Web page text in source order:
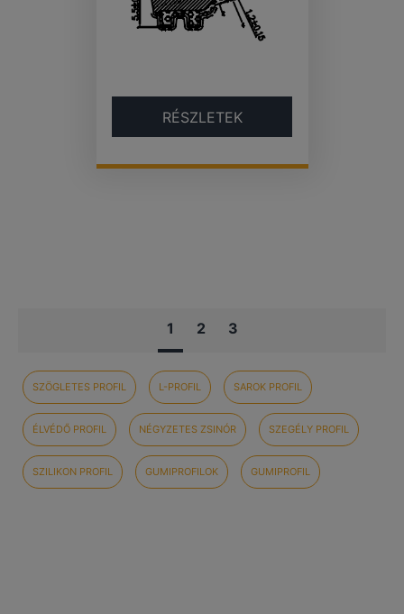
RÉSZLETEK
1 2 3
SZÖGLETES PROFIL L-PROFIL SAROK PROFIL
ÉLVÉDŐ PROFIL NÉGYZETES ZSINÓR SZEGÉLY PROFIL
SZILIKON PROFIL GUMIPROFILOK GUMIPROFIL